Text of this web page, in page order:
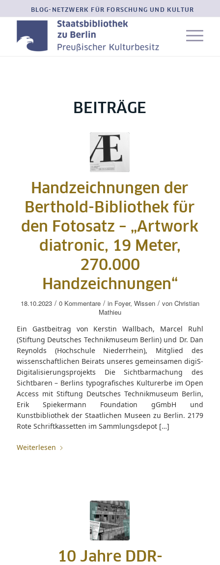
BLOG-NETZWERK FÜR FORSCHUNG UND KULTUR
BEITRÄGE
Handzeichnungen der
Berthold-Bibliothek für
den Fotosatz – „Artwork
diatronic, 19 Meter,
270.000
Handzeichnungen“
18.10.2023 / 0 Kommentare / in Foyer, Wissen / von Christian
Mathieu
Ein Gastbeitrag von Kerstin Wallbach, Marcel Ruhl
(Stiftung Deutsches Technikmuseum Berlin) und Dr. Dan
Reynolds (Hochschule Niederrhein), Mitglied des
wissenschaftlichen Beirats unseres gemeinsamen digiS-
Digitalisierungsprojekts Die Sichtbarmachung des
Sichtbaren – Berlins typografisches Kulturerbe im Open
Access mit Stiftung Deutsches Technikmuseum Berlin,
Erik Spiekermann Foundation gGmbH und
Kunstbibliothek der Staatlichen Museen zu Berlin. 2179
Rote Schriftkassetten im Sammlungsdepot […]
Weiterlesen
10 Jahre DDR-